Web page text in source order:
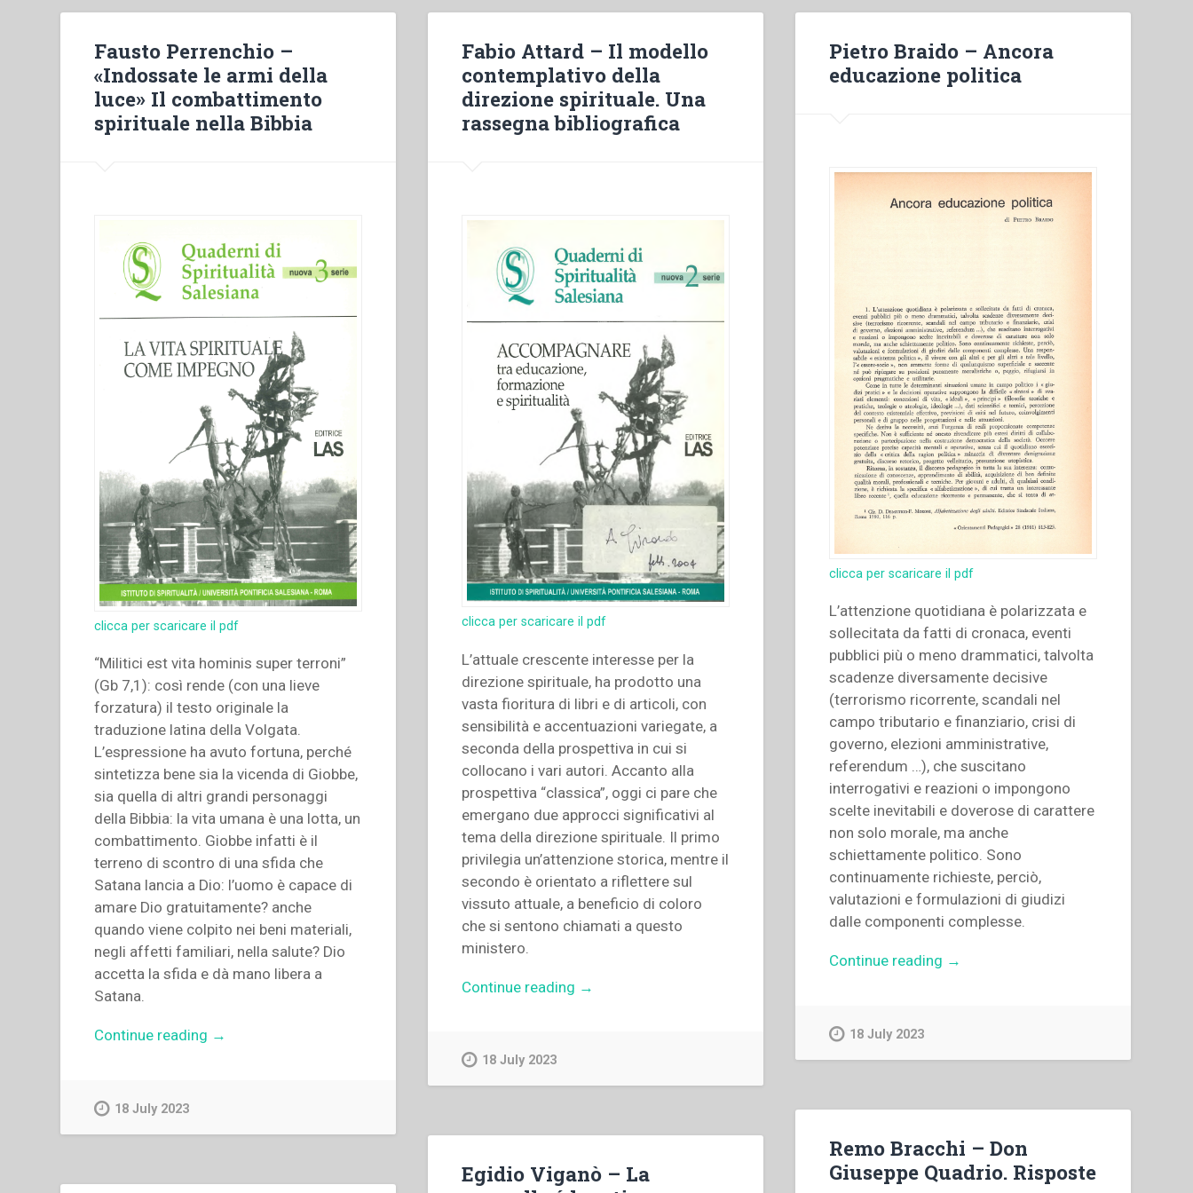
Fausto Perrenchio –
«Indossate le armi della
luce» Il combattimento
spirituale nella Bibbia
clicca per scaricare il pdf
“Militici est vita hominis super terroni”
(Gb 7,1): così rende (con una lieve
forzatura) il testo originale la
traduzione latina della Volgata.
L’espressione ha avuto fortuna, perché
sintetizza bene sia la vicenda di Giobbe,
sia quella di altri grandi personaggi
della Bibbia: la vita umana è una lotta, un
combattimento. Giobbe infatti è il
terreno di scontro di una sfida che
Satana lancia a Dio: l’uomo è capace di
amare Dio gratuitamente? anche
quando viene colpito nei beni materiali,
negli affetti familiari, nella salute? Dio
accetta la sfida e dà mano libera a
Satana.
Continue reading “Fausto
luce»
→
18 July 2023
Fabio Attard – Il modello
contemplativo della
direzione spirituale. Una
rassegna bibliografica
clicca per scaricare il pdf
L’attuale crescente interesse per la
direzione spirituale, ha prodotto una
vasta fioritura di libri e di articoli, con
sensibilità e accentuazioni variegate, a
seconda della prospettiva in cui si
collocano i vari autori. Accanto alla
prospettiva “classica”, oggi ci pare che
emergano due approcci significativi al
tema della direzione spirituale. Il primo
privilegia un’attenzione storica, mentre il
secondo è orientato a riflettere sul
vissuto attuale, a beneficio di coloro
che si sentono chiamati a questo
ministero.
Continue reading “Fabio
direzione
spirituale.
Una
→
18 July 2023
Pietro Braido – Ancora
educazione politica
clicca per scaricare il pdf
L’attenzione quotidiana è polarizzata e
sollecitata da fatti di cronaca, eventi
pubblici più o meno drammatici, talvolta
scadenze diversamente decisive
(terrorismo ricorrente, scandali nel
campo tributario e finanziario, crisi di
governo, elezioni amministrative,
referendum …), che suscitano
interrogativi e reazioni o impongono
scelte inevitabili e doverose di carattere
non solo morale, ma anche
schiettamente politico. Sono
continuamente richieste, perciò,
valutazioni e formulazioni di giudizi
dalle componenti complesse.
Continue reading “Pietro
→
18 July 2023
Remo Bracchi – Don
Giuseppe Quadrio. Risposte
Egidio Viganò – La